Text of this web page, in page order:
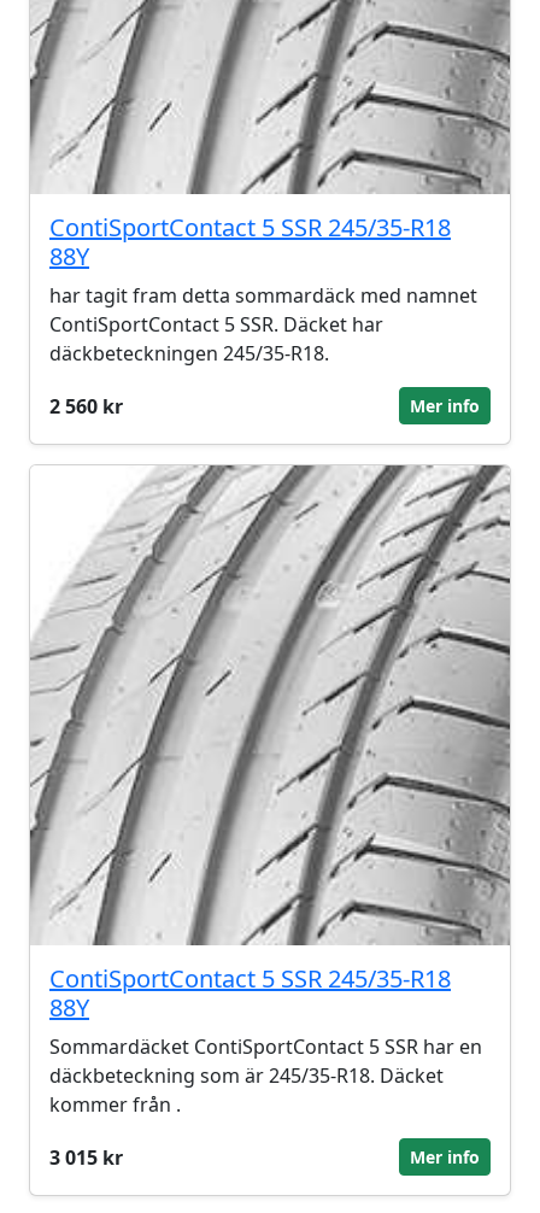
ContiSportContact 5 SSR 245/35-R18
88Y
har tagit fram detta sommardäck med namnet
ContiSportContact 5 SSR. Däcket har
däckbeteckningen 245/35-R18.
2 560 kr
Mer info
ContiSportContact 5 SSR 245/35-R18
88Y
Sommardäcket ContiSportContact 5 SSR har en
däckbeteckning som är 245/35-R18. Däcket
kommer från .
3 015 kr
Mer info